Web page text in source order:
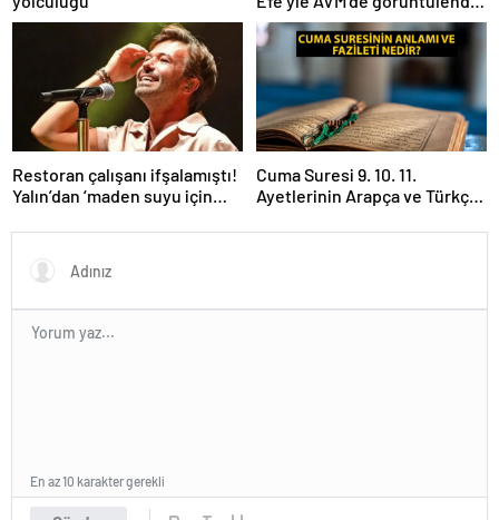
“Birlikte geçirdiğimi her an..”
Restoran çalışanı ifşalamıştı!
Yalın’dan ‘maden suyu için
geldi: Eğer istemeden birini
kırmışsam…
Cuma Suresi 9. 10. 11.
Ayetlerinin Arapça ve Türkçe
Suresinin Anlamı ve Fazileti
En az 10 karakter gerekli